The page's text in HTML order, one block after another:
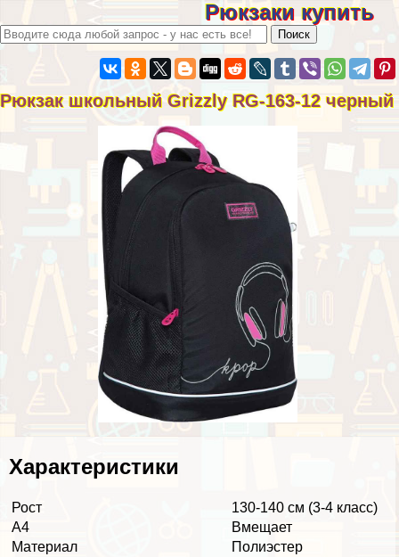
Рюкзаки купить
Рюкзак школьный Grizzly RG-163-12 черный
Хаpaктеристики
Рост
130-140 см (3-4 класс)
А4
Вмещает
Материал
Полиэстер